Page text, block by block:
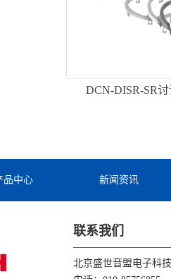
DCN-DISR-SR
品中心 新闻资讯
联系我们
北京盛世音盟电子科